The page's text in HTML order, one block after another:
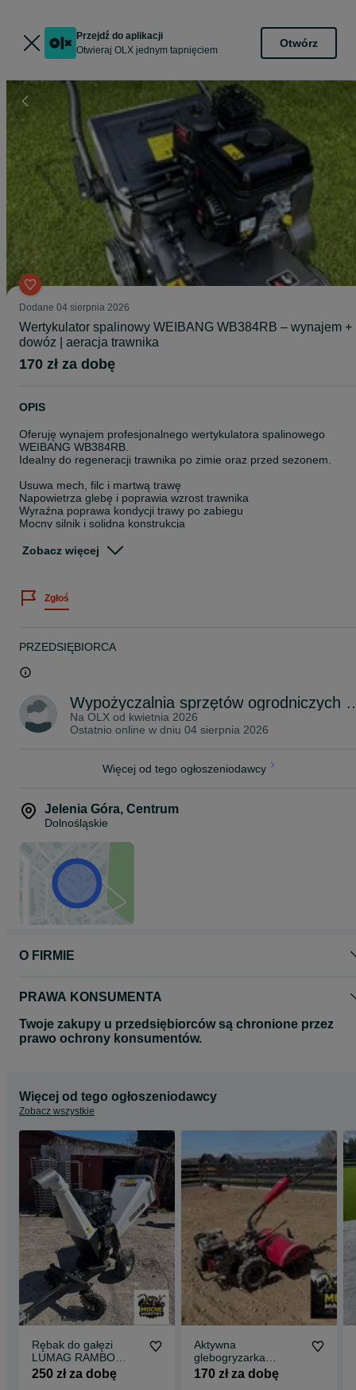
Przejdź do aplikacji
Otwieraj OLX jednym tapnięciem
Otwórz
Dodane 04 sierpnia 2026
Wertykulator spalinowy WEIBANG WB384RB – wynajem +
dowóz | aeracja trawnika
170 zł za dobę
OPIS
Oferuję wynajem profesjonalnego wertykulatora spalinowego
WEIBANG WB384RB.
Idealny do regeneracji trawnika po zimie oraz przed sezonem.
Usuwa mech, filc i martwą trawę
Napowietrza glebę i poprawia wzrost trawnika
Wyraźna poprawa kondycji trawy po zabiegu
Mocny silnik i solidna konstrukcja
Kaucja – 500 zł
10–20 km – 80 zł
Kontakt: 50*******15
Sprzęt dostępny od ręki – gotowy do pracy.
Zobacz więcej
Zgłoś
PRZEDSIĘBIORCA
Wypożyczalnia
Na OLX od kwietnia 2026
Ostatnio online w dniu 04 sierpnia 2026
Więcej od tego ogłoszeniodawcy
Jelenia Góra, Centrum
Dolnośląskie
O FIRMIE
PRAWA KONSUMENTA
Twoje zakupy u przedsiębiorców są chronione przez
prawo ochrony konsumentów.
Więcej od tego ogłoszeniodawcy
Zobacz wszystkie
Rębak do gałęzi
LUMAG RAMBO
HC15 PRO –
wynajem + dowóz
250 zł za dobę
Aktywna
glebogryzarka
WEIMA WMX520 –
lekka i skuteczna –
170 zł za dobę